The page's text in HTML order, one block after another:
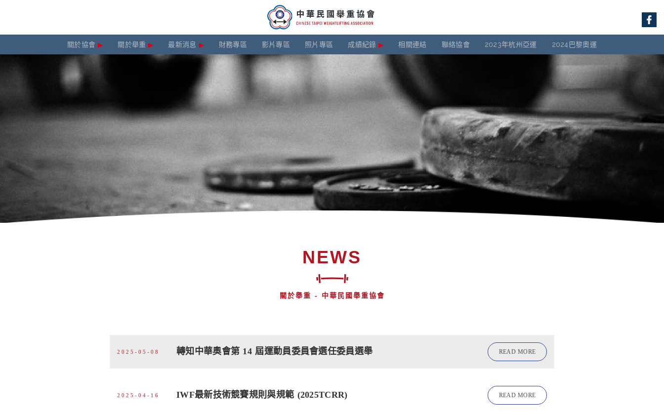
關於協會 關於舉重 最新消息 財務專區 影片專區 照片專區 成績紀錄 相關連結 聯絡協會 2023年杭州亞運 2024巴黎奧運
NEWS
關於舉重 - 中華民國舉重協會
2025-05-08 轉知中華奧會第 14 屆運動員委員會選任委員選舉 READ MORE
2025-04-16 IWF最新技術競賽規則與規範 (2025TCRR) READ MORE